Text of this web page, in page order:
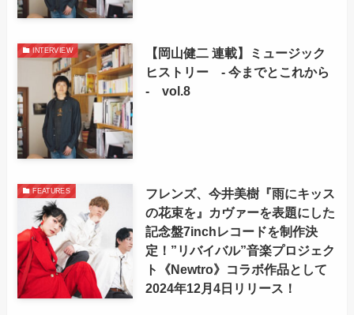
INTERVIEW
【岡山健二 連載】ミュージック
ヒストリー - 今までとこれから
- vol.8
FEATURES
フレンズ、今井美樹『雨にキッス
の花束を』カヴァーを表題にした
記念盤7inchレコードを制作決
定！”リバイバル”音楽プロジェク
ト《Newtro》コラボ作品として
2024年12月4日リリース！